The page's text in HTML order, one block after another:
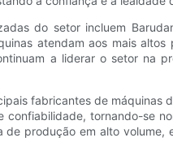
do setor incluem
atendam aos mais
a liderar o setor na
fabricantes de máquinas
tornando-se
produção em alto